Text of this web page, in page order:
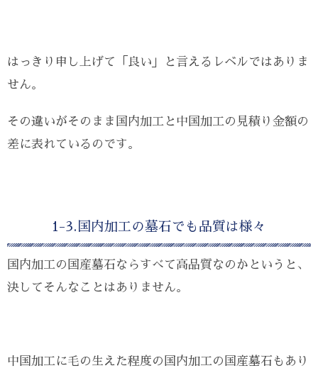
はっきり申し上げて「良い」と言えるレベルではありま
せん。
その違いがそのまま国内加工と中国加工の見積り金額の
差に表れているのです。
1-3.国内加工の墓石でも品質は様々
国内加工の国産墓石ならすべて高品質なのかというと、
決してそんなことはありません。
中国加工に毛の生えた程度の国内加工の国産墓石もあり